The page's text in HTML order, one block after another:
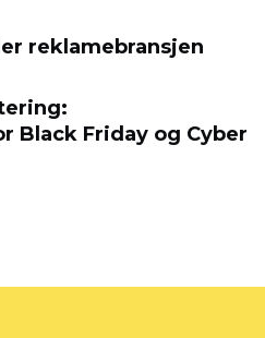
reklamebransjen
Black Friday og Cyber